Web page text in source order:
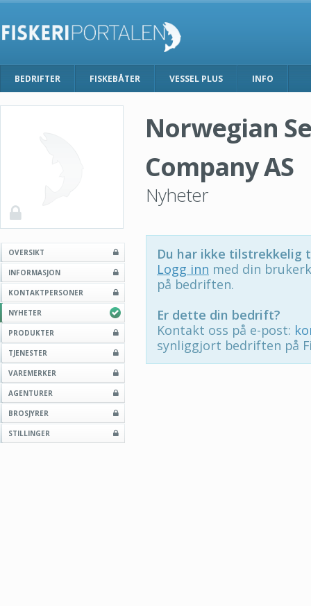
BEDRIFTER FISKEBÅTER VESSEL PLUS INFO
OVERSIKT
INFORMASJON
KONTAKTPERSONER
NYHETER
PRODUKTER
TJENESTER
VAREMERKER
AGENTURER
BROSJYRER
STILLINGER
Norwegian
Company AS
Nyheter
Du har ikke tilstrekkelig
Logg inn med din
på bedriften.
Er dette din bedrift?
Kontakt oss på e-post:
synliggjort bedriften på